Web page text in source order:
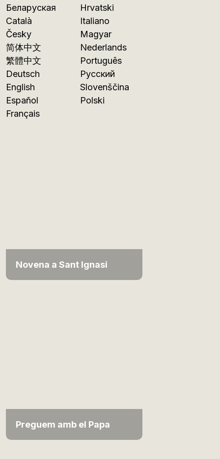
Беларуская
Català
Česky
简体中文
繁體中文
Deutsch
English
Español
Français
Hrvatski
Italiano
Magyar
Nederlands
Português
Русский
Slovenščina
Polski
Novena a Sant Ignasi
Preguem amb el Papa